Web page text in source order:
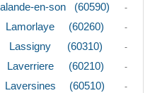
en-son (60590) -
(60260) -
Lassigny (60310) -
Laverriere (60210) -
(60510) -